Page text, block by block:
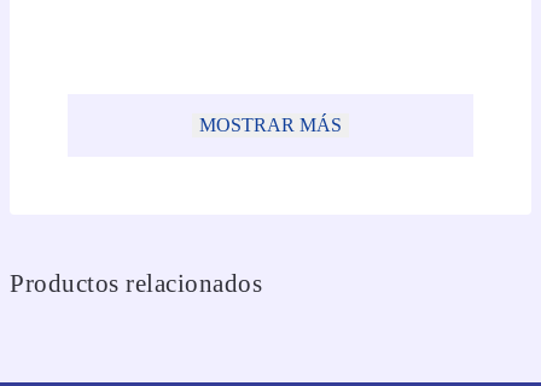
MOSTRAR MÁS
Productos relacionados